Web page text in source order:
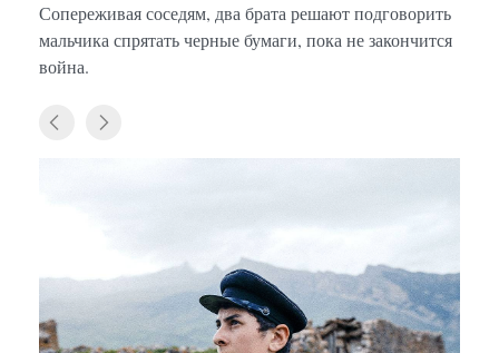
Сопереживая соседям, два брата решают подговорить
мальчика спрятать черные бумаги, пока не закончится
война.